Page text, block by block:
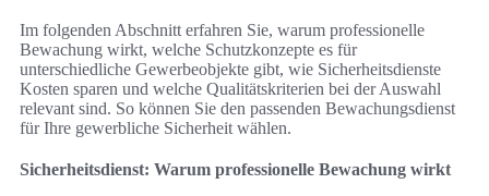
Im folgenden Abschnitt erfahren Sie, warum professionelle
Bewachung wirkt, welche Schutzkonzepte es für
unterschiedliche Gewerbeobjekte gibt, wie Sicherheitsdienste
Kosten sparen und welche Qualitätskriterien bei der Auswahl
relevant sind. So können Sie den passenden Bewachungsdienst
für Ihre gewerbliche Sicherheit wählen.
Sicherheitsdienst: Warum professionelle Bewachung wirkt